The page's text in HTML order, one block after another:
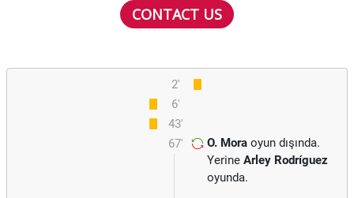
CONTACT US
2'
6'
43'
67'
O. Mora oyun dışında.
Yerine Arley Rodríguez
oyunda.